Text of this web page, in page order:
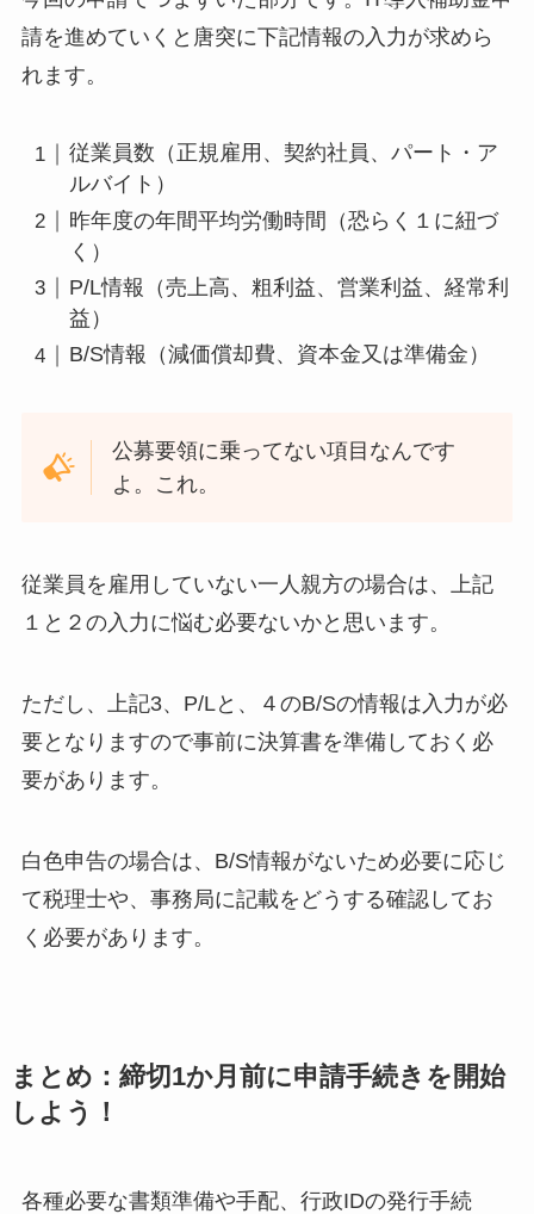
請を進めていくと唐突に下記情報の入力が求めら
れます。
従業員数（正規雇用、契約社員、パート・ア
ルバイト）
昨年度の年間平均労働時間（恐らく１に紐づ
く）
P/L情報（売上高、粗利益、営業利益、経常利
益）
B/S情報（減価償却費、資本金又は準備金）
公募要領に乗ってない項目なんです
よ。これ。
従業員を雇用していない一人親方の場合は、上記
１と２の入力に悩む必要ないかと思います。
ただし、上記3、P/Lと、４のB/Sの情報は入力が必
要となりますので事前に決算書を準備しておく必
要があります。
白色申告の場合は、B/S情報がないため必要に応じ
て税理士や、事務局に記載をどうする確認してお
く必要があります。
まとめ：締切1か月前に申請手続きを開始
しよう！
各種必要な書類準備や手配、行政IDの発行手続